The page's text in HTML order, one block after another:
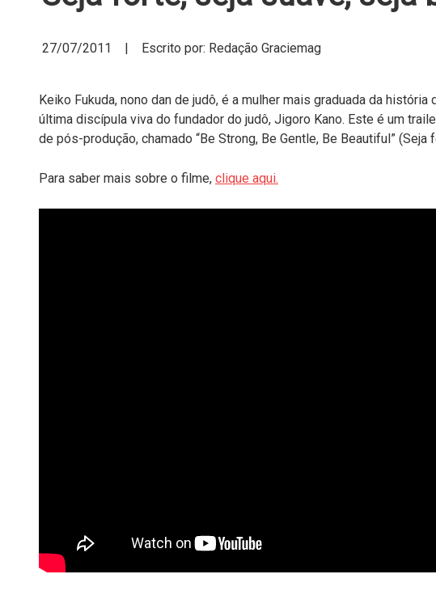
27/07/2011 | Escrito por: Redação Graciemag
Keiko Fukuda, nono dan de judô, é a mulher mais graduada da
última discípula viva do fundador do judô, Jigoro Kano. Este é um
de pós-produção, chamado “Be Strong, Be Gentle, Be Beautiful” (Seja
Para saber mais sobre o filme, clique aqui.